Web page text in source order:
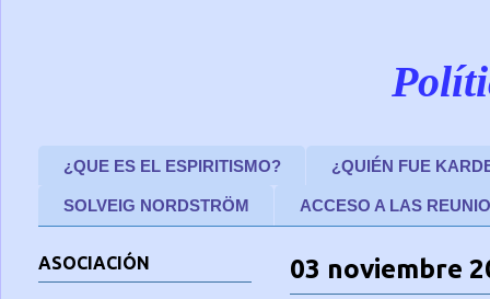
¿QUE ES EL ESPIRITISMO? ¿QUIÉN FUE
SOLVEIG NORDSTRÖM ACCESO A LAS
03 noviembre
ASOCIACIÓN